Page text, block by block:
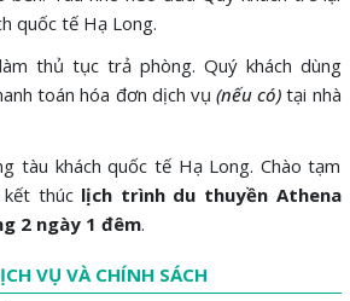
quốc tế Hạ Long.
thủ tục trả phòng. Quý khách dùng
toán hóa đơn dịch vụ(nếu có) tại nhà
tàu khách quốc tế Hạ Long. Chào tạm
thúc lịch trình du thuyền Athena
2 ngày 1 đêm.
VỤ VÀ CHÍNH SÁCH